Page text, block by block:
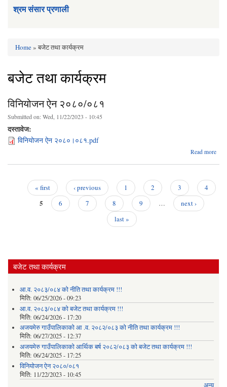
श्रम संसार प्रणाली
Home» बजेट तथा कार्यक्रम
बजेट तथा कार्यक्रम
विनियोजन ऐन २०८०/०८१
Submitted on:Wed, 11/22/2023 - 10:45
दस्तावेज:
विनियोजन ऐन २०८०।०८१.pdf
Read more
« first ‹ previous 1 2 3 4
5 6 7 8 9 …
next ›
last »
बजेट तथा कार्यक्रम
आ.व. २०८३/०८४ को नीति तथा कार्यक्रम !!!
मिति: 06/25/2026 - 09:23
आ.व. २०८३/०८४ को बजेट तथा कार्यक्रम !!!
मिति: 06/24/2026 - 17:20
अजयमेरु गाउँपालिकाको आ .व. २०८२/०८३ को नीति तथा कार्यक्रम !!!
मिति: 06/27/2025 - 12:37
अजयमेरु गाउँपालिकाको आर्थिक बर्ष २०८२/०८३ को बजेट तथा कार्यक्रम !!!
मिति: 06/24/2025 - 17:25
विनियोजन ऐन २०८०/०८१
मिति: 11/22/2023 - 10:45
अन्य